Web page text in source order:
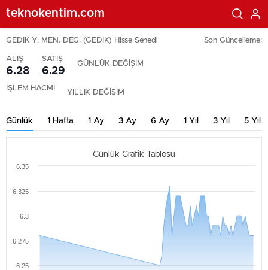
teknokentim.com
GEDIK Y. MEN. DEG. (GEDIK) Hisse Senedi Son Güncelleme:
ALIŞ
6.28
SATIŞ
6.29
GÜNLÜK DEĞİŞİM
İŞLEM HACMİ YILLIK DEĞİŞİM
Günlük 1 Hafta 1 Ay 3 Ay 6 Ay 1 Yıl 3 Yıl 5 Yıl
Günlük Grafik Tablosu
6.25
6.275
6.3
6.325
6.35